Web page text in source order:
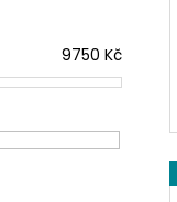
9750 Kč